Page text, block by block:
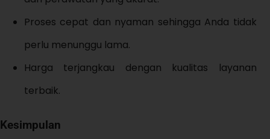
Proses cepat dan nyaman sehingga Anda tidak
perlu menunggu lama.
Harga terjangkau dengan kualitas layanan
terbaik.
Kesimpulan